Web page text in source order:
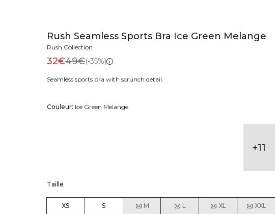
Rush Seamless Sports Bra Ice Green Melange
Rush Collection
32€49€(-35%)
Seamless sports bra with scrunch detail.
Couleur: Ice Green Melange
+11
Taille
XS S M L XL XXL